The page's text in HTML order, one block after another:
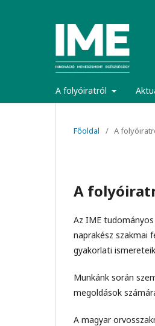
A folyóiratról
Főoldal / A
A
Az IME
naprakész szakmai
gyakorlati
Munkánk során
megoldások
A magyar